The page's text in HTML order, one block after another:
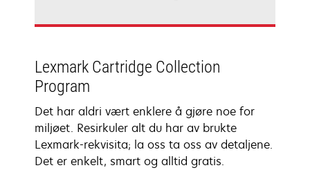
Lexmark Cartridge Collection
Program
Det har aldri vært enklere å gjøre noe for
miljøet. Resirkuler alt du har av brukte
Lexmark-rekvisita; la oss ta oss av detaljene.
Det er enkelt, smart og alltid gratis.